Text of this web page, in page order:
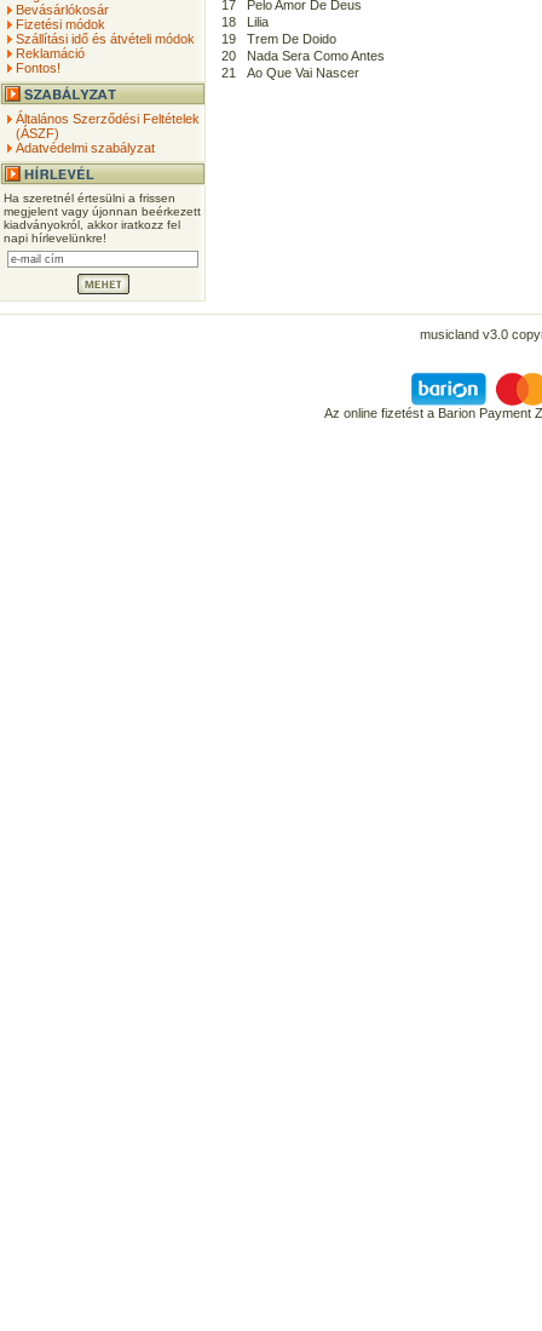
Bevásárlókosár
Fizetési módok
Szállítási idő és átvételi módok
Reklamáció
Fontos!
Általános Szerződési Feltételek
(ÁSZF)
Adatvédelmi szabályzat
Ha szeretnél értesülni a frissen
megjelent vagy újonnan beérkezett
kiadványokról, akkor iratkozz fel
napi hírlevelünkre!
17
Pelo Amor De Deus
18
Lilia
19
Trem De Doido
20
Nada Sera Como Antes
21
Ao Que Vai Nascer
musicland v3.0
Az online fizetést a Barion Payment